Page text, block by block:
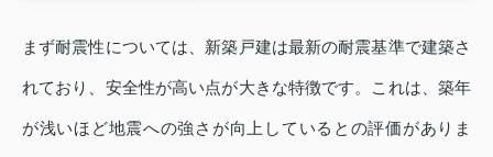
まず耐震性については、新築戸建は最新の耐震基準で建築さ
れており、安全性が高い点が大きな特徴です。これは、築年
が浅いほど地震への強さが向上しているとの評価がありま